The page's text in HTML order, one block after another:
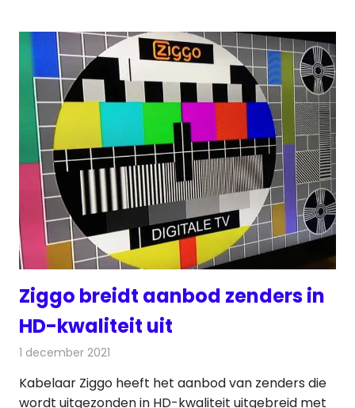
Ziggo breidt aanbod zenders in
HD-kwaliteit uit
1 december 2021
Kabelaar Ziggo heeft het aanbod van zenders die
wordt uitgezonden in HD-kwaliteit uitgebreid met